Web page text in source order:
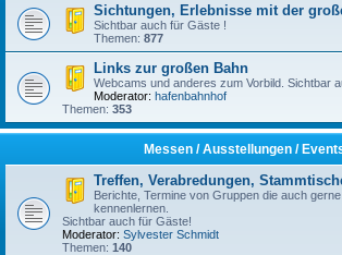
Sichtungen, Erlebnisse mit der
Sichtbar auch für Gäste !
Themen: 877
Links zur großen Bahn
Webcams und anderes zum Vorbild. Sichtbar
Moderator: hafenbahnhof
Themen: 353
Messen / Ausstellungen /
Treffen, Verabredungen,
Berichte, Termine von Gruppen die auch
kennenlernen.
Sichtbar auch für Gäste!
Moderator: Sylvester Schmidt
Themen: 140